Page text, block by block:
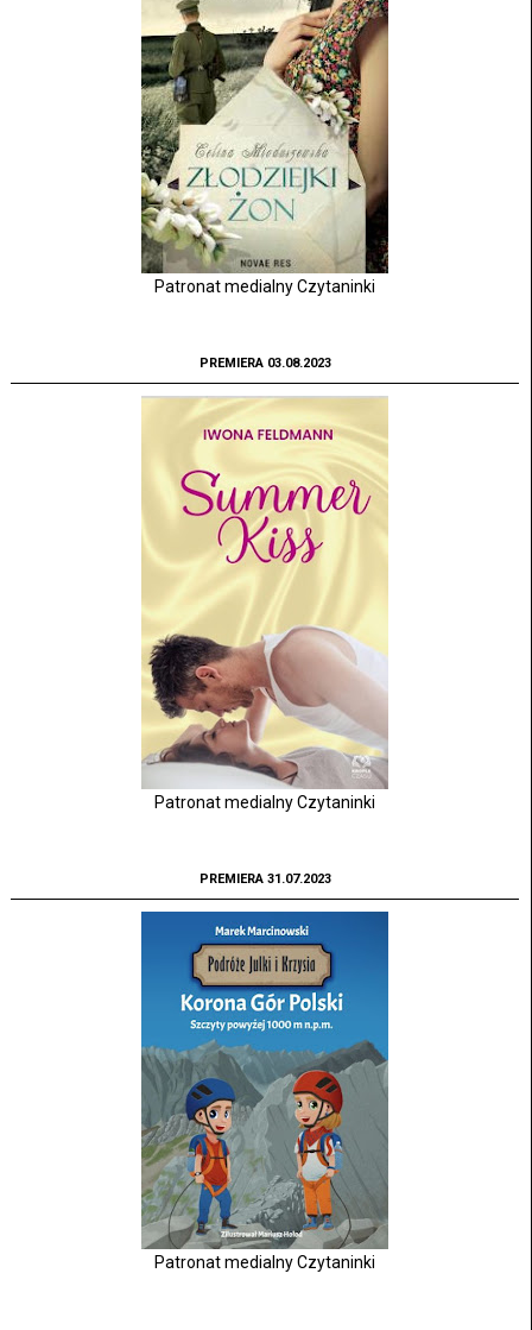
Patronat medialny Czytaninki
PREMIERA 03.08.2023
Patronat medialny Czytaninki
PREMIERA 31.07.2023
Patronat medialny Czytaninki